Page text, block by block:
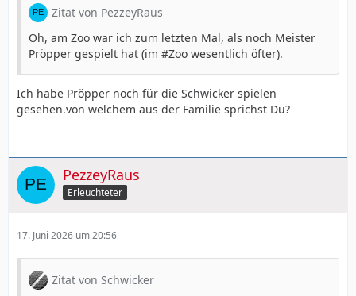
Zitat von PezzeyRaus
Oh, am Zoo war ich zum letzten Mal, als noch Meister
Pröpper gespielt hat (im #Zoo wesentlich öfter).
Ich habe Pröpper noch für die Schwicker spielen
gesehen.von welchem aus der Familie sprichst Du?
PezzeyRaus
Erleuchteter
17. Juni 2026 um 20:56
Zitat von Schwicker